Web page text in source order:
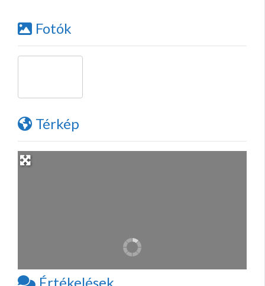
Fotók
Térkép
Értékelések